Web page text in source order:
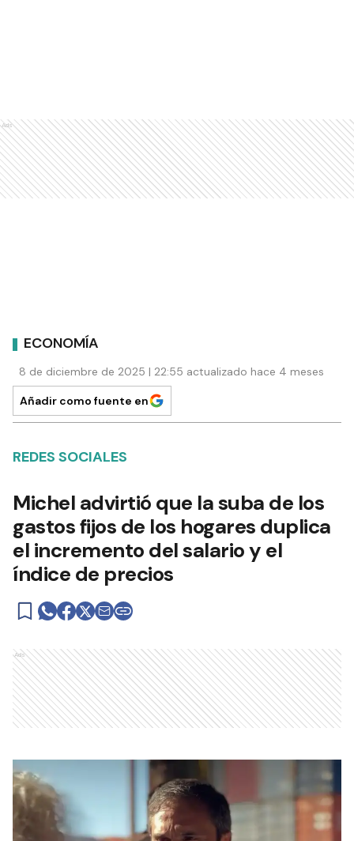
Ads
ECONOMÍA
8 de diciembre de 2025 | 22:55 actualizado hace 4 meses
Añadir como fuente en
REDES SOCIALES
Michel advirtió que la suba de los
gastos fijos de los hogares duplica
el incremento del salario y el
índice de precios
Ads